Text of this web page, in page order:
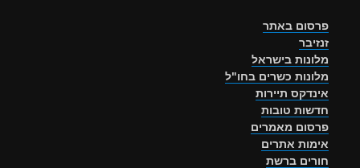
פרסום באתר
זנזיבר
מלונות בישראל
מלונות כשרים בחו"ל
אינדקס תיירות
חדשות טובות
פרסום מאמרים
אימות אתרים
חורים ברשת